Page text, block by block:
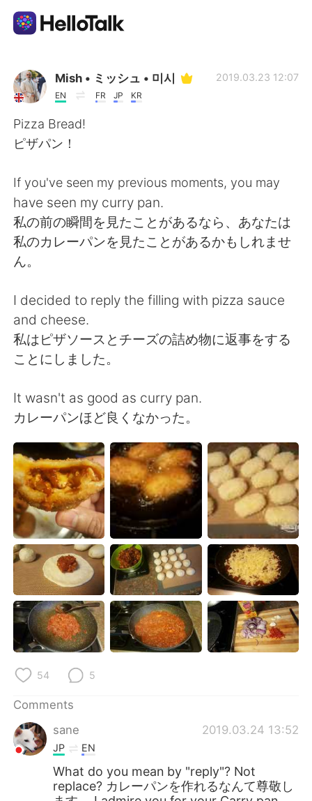
Language Exchange App
AI Grammar Checker
English
简体中文 繁體中文
Español العربية
日本語
Русский
Türkçe Tiếng Việt
Português
Mish • ミッシュ • 미시
EN FR JP KR
2019.03.23 12:07
Pizza Bread!
ピザパン！
If you've seen my previous moments, you may
have seen my curry pan.
私の前の瞬間を見たことがあるなら、あなたは
私のカレーパンを見たことがあるかもしれませ
ん。
I decided to reply the filling with pizza sauce
and cheese.
私はピザソースとチーズの詰め物に返事をする
ことにしました。
It wasn't as good as curry pan.
カレーパンほど良くなかった。
54 5
Comments
sane
2019.03.24 13:52
JP EN
What do you mean by "reply"? Not
replace? カレーパンを作れるなんて尊敬し